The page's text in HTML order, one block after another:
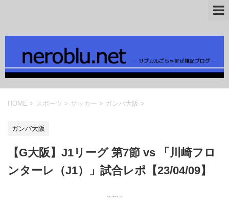
HOME > スポーツ > サッカー > ガンバ大阪 >
ガンバ大阪
【G大阪】J1リーグ 第7節 vs 「川崎フロ
ンターレ（J1）」試合レポ【23/04/09】
スポンサーリンク